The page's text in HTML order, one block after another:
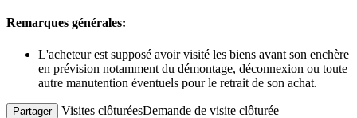
Remarques générales:
L'acheteur est supposé avoir visité les biens avant son enchère
en prévision notamment du démontage, déconnexion ou toute
autre manutention éventuels pour le retrait de son achat.
Partager Visites clôturéesDemande de visite clôturée